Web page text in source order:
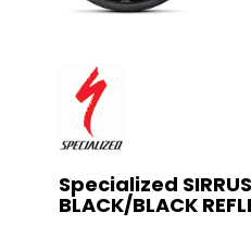
Specialized
BLACK/BLACK